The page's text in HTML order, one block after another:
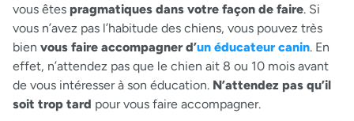
vous êtes pragmatiques dans votre façon de faire. Si
vous n’avez pas l’habitude des chiens, vous pouvez très
bien vous faire accompagner d’un éducateur canin. En
effet, n’attendez pas que le chien ait 8 ou 10 mois avant
de vous intéresser à son éducation. N’attendez pas qu’il
soit trop tard pour vous faire accompagner.